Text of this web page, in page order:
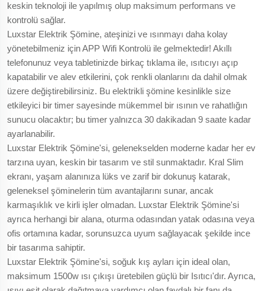
keskin teknoloji ile yapılmış olup maksimum performans ve
kontrolü sağlar.
Luxstar Elektrik Şömine, ateşinizi ve ısınmayı daha kolay
yönetebilmeniz için APP Wifi Kontrolü ile gelmektedir! Akıllı
telefonunuz veya tabletinizde birkaç tıklama ile, ısıtıcıyı açıp
kapatabilir ve alev etkilerini, çok renkli olanlarını da dahil olmak
üzere değiştirebilirsiniz. Bu elektrikli şömine kesinlikle size
etkileyici bir timer sayesinde mükemmel bir ısının ve rahatlığın
sunucu olacaktır; bu timer yalnızca 30 dakikadan 9 saate kadar
ayarlanabilir.
Luxstar Elektrik Şömine'si, gelenekselden moderne kadar her ev
tarzına uyan, keskin bir tasarım ve stil sunmaktadır. Kral Slim
ekranı, yaşam alanınıza lüks ve zarif bir dokunuş katarak,
geleneksel şöminelerin tüm avantajlarını sunar, ancak
karmaşıklık ve kirli işler olmadan. Luxstar Elektrik Şömine'si
ayrıca herhangi bir alana, oturma odasından yatak odasına veya
ofis ortamına kadar, sorunsuzca uyum sağlayacak şekilde ince
bir tasarıma sahiptir.
Luxstar Elektrik Şömine'si, soğuk kış ayları için ideal olan,
maksimum 1500w ısı çıkışı üretebilen güçlü bir Isıtıcı'dır. Ayrıca,